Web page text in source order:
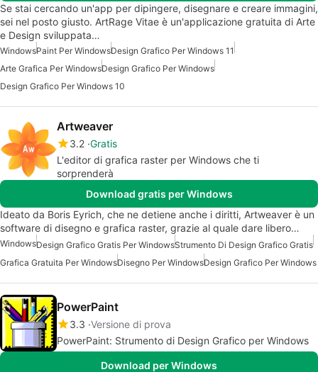
Se stai cercando un'app per dipingere, disegnare e creare immagini,
sei nel posto giusto. ArtRage Vitae è un'applicazione gratuita di Arte
e Design sviluppata…
WindowsPaint Per WindowsDesign Grafico Per Windows 11
Arte Grafica Per WindowsDesign Grafico Per Windows
Design Grafico Per Windows 10
Artweaver
3.2 Gratis
L'editor di grafica raster per Windows che ti
sorprenderà
Download gratis per Windows
Ideato da Boris Eyrich, che ne detiene anche i diritti, Artweaver è un
software di disegno e grafica raster, grazie al quale dare libero…
WindowsDesign Grafico Gratis Per WindowsStrumento Di Design Grafico Gratis
Grafica Gratuita Per WindowsDisegno Per WindowsDesign Grafico Per Windows
PowerPaint
3.3 Versione di prova
PowerPaint: Strumento di Design Grafico per Windows
Download per Windows